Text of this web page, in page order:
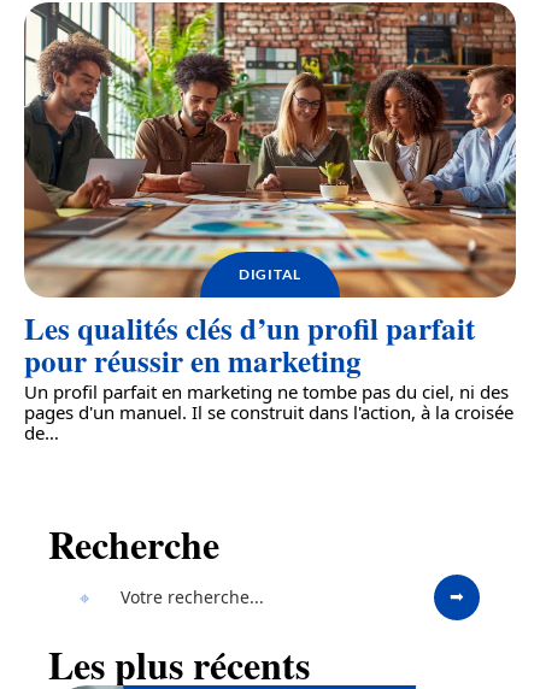
DIGITAL
Les qualités clés d’un profil parfait
pour réussir en marketing
Un profil parfait en marketing ne tombe pas du ciel, ni des
pages d'un manuel. Il se construit dans l'action, à la croisée
de…
Recherche
Les plus récents